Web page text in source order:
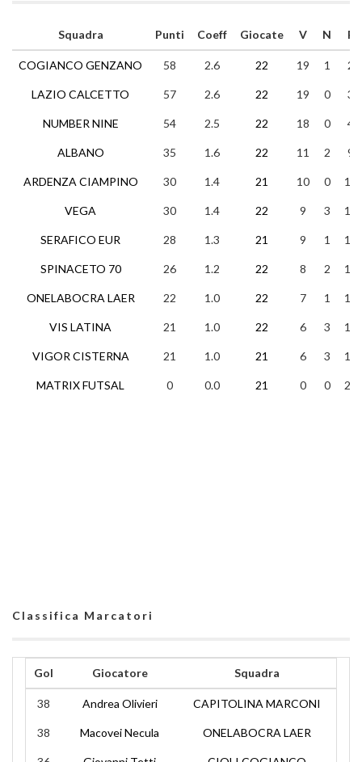
Squadra
COGIANCO GENZANO
LAZIO CALCETTO
NUMBER NINE
ALBANO
ARDENZA CIAMPINO
VEGA
SERAFICO EUR
SPINACETO 70
ONELABOCRA LAER
VIS LATINA
VIGOR CISTERNA
MATRIX FUTSAL
Punti Coeff Giocate V N P
58 2.6 22 19 1 2
57 2.6 22 19 0 3
54 2.5 22 18 0 4
35 1.6 22 11 2 9
30 1.4 21 10 0 11
30 1.4 22 9 3 10
28 1.3 21 9 1 11
26 1.2 22 8 2 12
22 1.0 22 7 1 14
21 1.0 22 6 3 13
21 1.0 21 6 3 12
0 0.0 21 0 0 21
Classifica Marcatori
Gol Giocatore Squadra
38 Andrea Olivieri CAPITOLINA MARCONI
38 Macovei Necula ONELABOCRA LAER